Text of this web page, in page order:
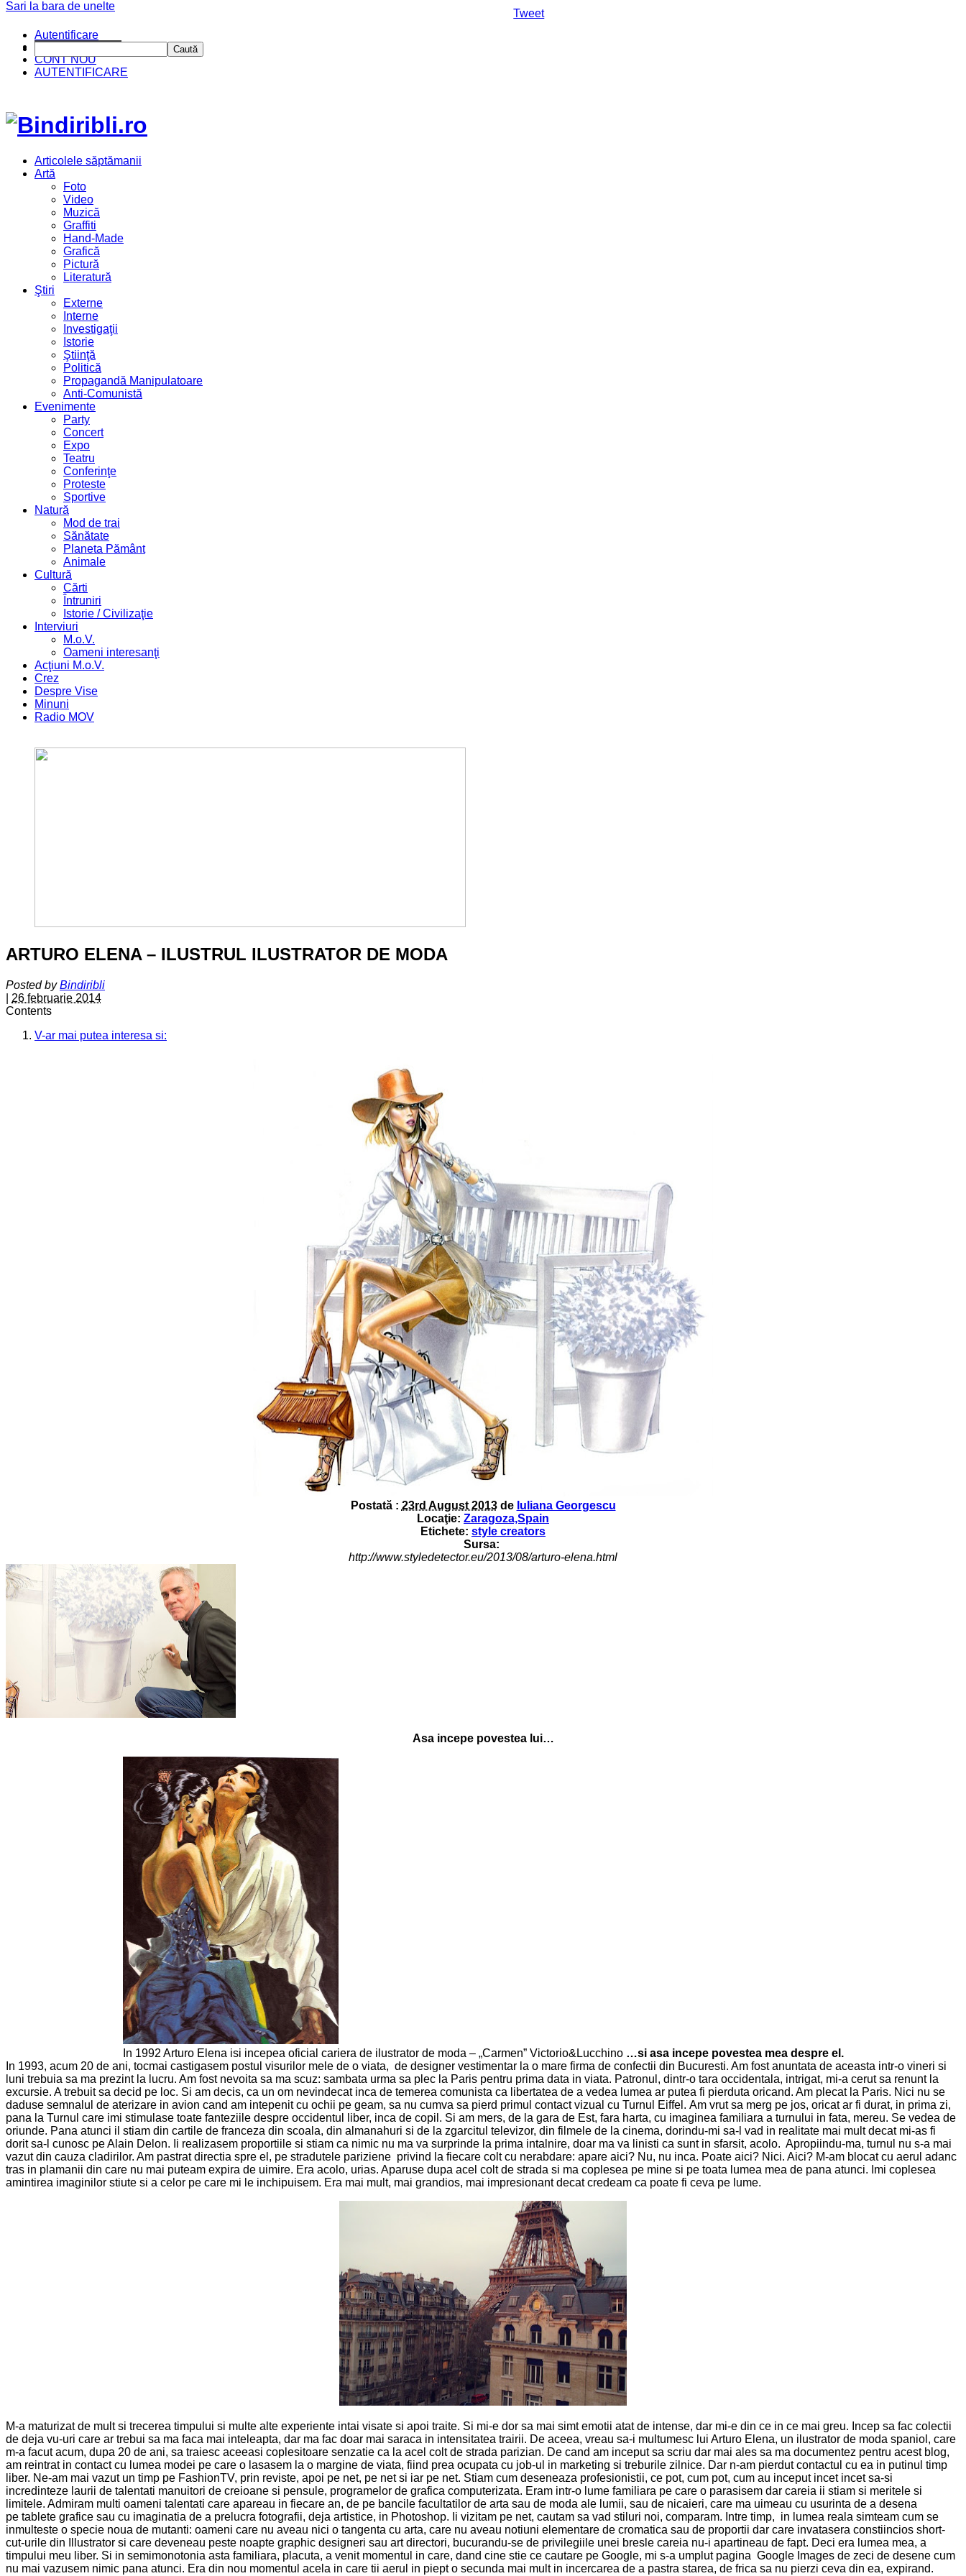
CINE SUNTEM?
CONT NOU
AUTENTIFICARE
Articolele săptămanii
Artă
Foto
Video
Muzică
Graffiti
Hand-Made
Grafică
Pictură
Literatură
Ştiri
Externe
Interne
Investigaţii
Istorie
Ştiinţă
Politică
Propagandă Manipulatoare
Anti-Comunistă
Evenimente
Party
Concert
Expo
Teatru
Conferinţe
Proteste
Sportive
Natură
Mod de trai
Sănătate
Planeta Pământ
Animale
Cultură
Cărti
Întruniri
Istorie / Civilizaţie
Interviuri
M.o.V.
Oameni interesanţi
Acţiuni M.o.V.
Crez
Despre Vise
Minuni
Radio MOV
ARTURO ELENA – ILUSTRUL ILUSTRATOR DE MODA
Posted byBindiribli
26 februarie 2014
Contents
V-ar mai putea interesa si:
Postată : 23rd August 2013de Iuliana Georgescu
Locaţie: Zaragoza,Spain
Etichete: style creators
Sursa:
http://www.styledetector.eu/2013/08/arturo-elena.html
Asa incepe povestea lui…
In 1992 Arturo Elena isi incepea oficial cariera de ilustrator de moda – „Carmen” Victorio&Lucchino …si asa incepe povestea mea despre el.
In 1993, acum 20 de ani, tocmai castigasem postul visurilor mele de o viata, de designer vestimentar la o mare firma de confectii din Bucuresti. Am fost anuntata de aceasta intr-o vineri si
luni trebuia sa ma prezint la lucru. Am fost nevoita sa ma scuz: sambata urma sa plec la Paris pentru prima data in viata. Patronul, dintr-o tara occidentala, intrigat, mi-a cerut sa renunt la
excursie. A trebuit sa decid pe loc. Si am decis, ca un om nevindecat inca de temerea comunista ca libertatea de a vedea lumea ar putea fi pierduta oricand. Am plecat la Paris. Nici nu se
daduse semnalul de aterizare in avion cand am intepenit cu ochii pe geam, sa nu cumva sa pierd primul contact vizual cu Turnul Eiffel. Am vrut sa merg pe jos, oricat ar fi durat, in prima zi,
pana la Turnul care imi stimulase toate fanteziile despre occidentul liber, inca de copil. Si am mers, de la gara de Est, fara harta, cu imaginea familiara a turnului in fata, mereu. Se vedea de
oriunde. Pana atunci il stiam din cartile de franceza din scoala, din almanahuri si de la zgarcitul televizor, din filmele de la cinema, dorindu-mi sa-l vad in realitate mai mult decat mi-as fi
dorit sa-l cunosc pe Alain Delon. Ii realizasem proportiile si stiam ca nimic nu ma va surprinde la prima intalnire, doar ma va linisti ca sunt in sfarsit, acolo. Apropiindu-ma, turnul nu s-a mai
vazut din cauza cladirilor. Am pastrat directia spre el, pe stradutele pariziene privind la fiecare colt cu nerabdare: apare aici? Nu, nu inca. Poate aici? Nici. Aici? M-am blocat cu aerul adanc
tras in plamanii din care nu mai puteam expira de uimire. Era acolo, urias. Aparuse dupa acel colt de strada si ma coplesea pe mine si pe toata lumea mea de pana atunci. Imi coplesea
amintirea imaginilor stiute si a celor pe care mi le inchipuisem. Era mai mult, mai grandios, mai impresionant decat credeam ca poate fi ceva pe lume.
M-a maturizat de mult si trecerea timpului si multe alte experiente intai visate si apoi traite. Si mi-e dor sa mai simt emotii atat de intense, dar mi-e din ce in ce mai greu. Incep sa fac colectii
de deja vu-uri care ar trebui sa ma faca mai inteleapta, dar ma fac doar mai saraca in intensitatea trairii. De aceea, vreau sa-i multumesc lui Arturo Elena, un ilustrator de moda spaniol, care
m-a facut acum, dupa 20 de ani, sa traiesc aceeasi coplesitoare senzatie ca la acel colt de strada parizian. De cand am inceput sa scriu dar mai ales sa ma documentez pentru acest blog,
am reintrat in contact cu lumea modei pe care o lasasem la o margine de viata, fiind prea ocupata cu job-ul in marketing si treburile zilnice. Dar n-am pierdut contactul cu ea in putinul timp
liber. Ne-am mai vazut un timp pe FashionTV, prin reviste, apoi pe net, pe net si iar pe net. Stiam cum deseneaza profesionistii, ce pot, cum pot, cum au inceput incet incet sa-si
incredinteze laurii de talentati manuitori de creioane si pensule, programelor de grafica computerizata. Eram intr-o lume familiara pe care o parasisem dar careia ii stiam si meritele si
limitele. Admiram multi oameni talentati care apareau in fiecare an, de pe bancile facultatilor de arta sau de moda ale lumii, sau de nicaieri, care ma uimeau cu usurinta de a desena
pe tablete grafice sau cu imaginatia de a prelucra fotografii, deja artistice, in Photoshop. Ii vizitam pe net, cautam sa vad stiluri noi, comparam. Intre timp, in lumea reala simteam cum se
inmulteste o specie noua de mutanti: oameni care nu aveau nici o tangenta cu arta, care nu aveau notiuni elementare de cromatica sau de proportii dar care invatasera constiincios short-
cut-urile din Illustrator si care deveneau peste noapte graphic designeri sau art directori, bucurandu-se de privilegiile unei bresle careia nu-i apartineau de fapt. Deci era lumea mea, a
timpului meu liber. Si in semimonotonia asta familiara, placuta, a venit momentul in care, dand cine stie ce cautare pe Google, mi s-a umplut pagina Google Images de zeci de desene cum
nu mai vazusem nimic pana atunci. Era din nou momentul acela in care tii aerul in piept o secunda mai mult in incercarea de a pastra starea, de frica sa nu pierzi ceva din ea, expirand.
Sari la bara de unelte
Autentificare
Caută
Tweet